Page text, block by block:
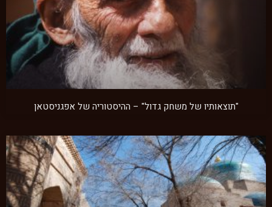
"תוצאותיו של משחק גדול" – ההיסטוריה של אפגניסטאן